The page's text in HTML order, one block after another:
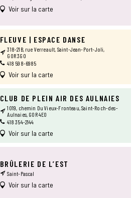
Voir sur la carte
FLEUVE | ESPACE DANSE
318-21B, rue Verreault, Saint-Jean-Port-Joli,
G0R 3G0
418 598-6985
Voir sur la carte
CLUB DE PLEIN AIR DES AULNAIES
1019, chemin Du Vieux-Fronteau, Saint-Roch-des-
Aulnaies, G0R 4E0
418 354-2144
Voir sur la carte
BRÛLERIE DE L’EST
Saint-Pascal
Voir sur la carte